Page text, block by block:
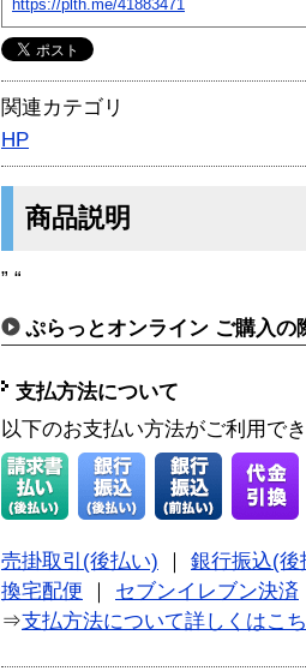
https://plth.me/41883471
関連カテゴリ
HP
商品説明
” “
ぷらっとオンライン ご購入の
支払方法について
以下のお支払い方法がご利用で
売掛取引(後払い)
銀行振込(後
換宅配便
セブンイレブン決済
⇒支払方法について詳しくはこ